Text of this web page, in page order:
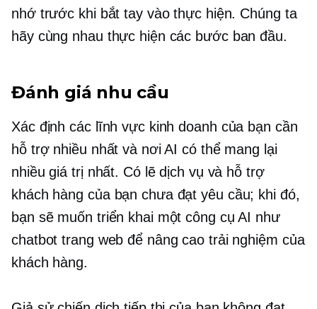
nhớ trước khi bắt tay vào thực hiện. Chúng ta
hãy cùng nhau thực hiện các bước ban đầu.
Đánh giá nhu cầu
Xác định các lĩnh vực kinh doanh của bạn cần
hỗ trợ nhiều nhất và nơi AI có thể mang lại
nhiều giá trị nhất. Có lẽ dịch vụ và hỗ trợ
khách hàng của bạn chưa đạt yêu cầu; khi đó,
bạn sẽ muốn triển khai một công cụ AI như
chatbot trang web để nâng cao trải nghiệm của
khách hàng.